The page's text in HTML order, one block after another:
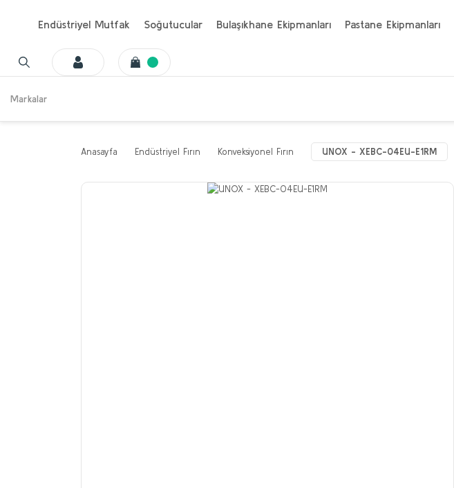
Endüstriyel Mutfak Soğutucular Bulaşıkhane Ekipmanları Pastane Ekipmanları
Markalar
Anasayfa Endüstriyel Fırın Konveksiyonel Fırın UNOX - XEBC-04EU-E1RM